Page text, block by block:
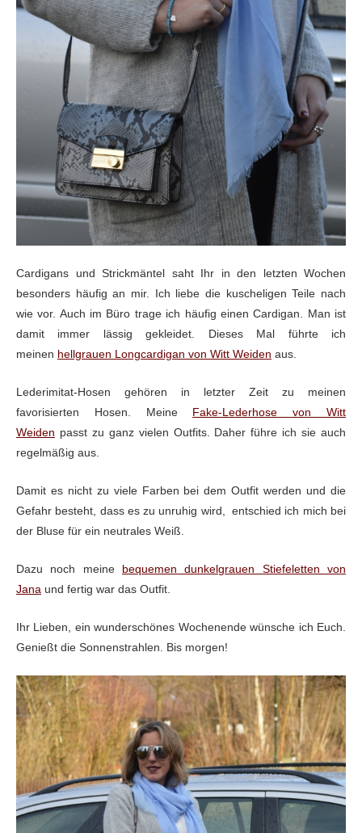
Cardigans und Strickmäntel saht Ihr in den letzten Wochen
besonders häufig an mir. Ich liebe die kuscheligen Teile nach
wie vor. Auch im Büro trage ich häufig einen Cardigan. Man ist
damit immer lässig gekleidet. Dieses Mal führte ich
meinen hellgrauen Longcardigan von Witt Weiden aus.
Lederimitat-Hosen gehören in letzter Zeit zu meinen
favorisierten Hosen. Meine Fake-Lederhose von Witt
Weiden passt zu ganz vielen Outfits. Daher führe ich sie auch
regelmäßig aus.
Damit es nicht zu viele Farben bei dem Outfit werden und die
Gefahr besteht, dass es zu unruhig wird, entschied ich mich bei
der Bluse für ein neutrales Weiß.
Dazu noch meine bequemen dunkelgrauen Stiefeletten von
Jana und fertig war das Outfit.
Ihr Lieben, ein wunderschönes Wochenende wünsche ich Euch.
Genießt die Sonnenstrahlen. Bis morgen!